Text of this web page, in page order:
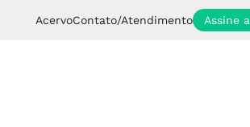
AcervoContato/Atendimento Assine a